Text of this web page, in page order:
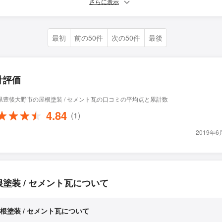
さらに表示
最初 前の50件 次の50件 最後
評価
豊後大野市の屋根塗装 / セメント瓦の口コミの平均点と累計数
4.84 (1)
2019年6
塗装 / セメント瓦について
塗装 / セメント瓦について